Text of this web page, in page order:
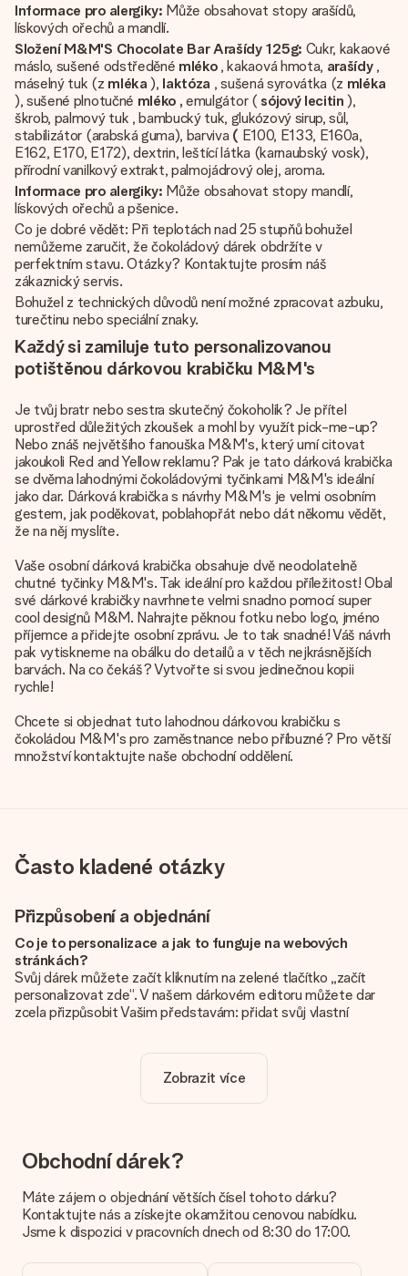
Informace pro alergiky: Může obsahovat stopy arašídů,
lískových ořechů a mandlí.
Složení M&M'S Chocolate Bar Arašídy 125g: Cukr, kakaové
máslo, sušené odstředěné mléko, kakaová hmota, arašídy,
máselný tuk (z mléka ), laktóza , sušená syrovátka (z mléka
), sušené plnotučné mléko , emulgátor ( sójový lecitin ),
škrob, palmový tuk , bambucký tuk, glukózový sirup, sůl,
stabilizátor (arabská guma), barviva ( E100, E133, E160a,
E162, E170, E172), dextrin, leštící látka (karnaubský vosk),
přírodní vanilkový extrakt, palmojádrový olej, aroma.
Informace pro alergiky: Může obsahovat stopy mandlí,
lískových ořechů a pšenice.
Co je dobré vědět: Při teplotách nad 25 stupňů bohužel
nemůžeme zaručit, že čokoládový dárek obdržíte v
perfektním stavu. Otázky? Kontaktujte prosím náš
zákaznický servis.
Bohužel z technických důvodů není možné zpracovat azbuku,
turečtinu nebo speciální znaky.
Každý si zamiluje tuto personalizovanou
potištěnou dárkovou krabičku M&M's
Je tvůj bratr nebo sestra skutečný čokoholik? Je přítel
uprostřed důležitých zkoušek a mohl by využít pick-me-up?
Nebo znáš největšího fanouška M&M's, který umí citovat
jakoukoli Red and Yellow reklamu? Pak je tato dárková krabička
se dvěma lahodnými čokoládovými tyčinkami M&M's ideální
jako dar. Dárková krabička s návrhy M&M's je velmi osobním
gestem, jak poděkovat, poblahopřát nebo dát někomu vědět,
že na něj myslíte.
Vaše osobní dárková krabička obsahuje dvě neodolatelně
chutné tyčinky M&M's. Tak ideální pro každou příležitost! Obal
své dárkové krabičky navrhnete velmi snadno pomocí super
cool designů M&M. Nahrajte pěknou fotku nebo logo, jméno
příjemce a přidejte osobní zprávu. Je to tak snadné! Váš návrh
pak vytiskneme na obálku do detailů a v těch nejkrásnějších
barvách. Na co čekáš? Vytvořte si svou jedinečnou kopii
rychle!
Chcete si objednat tuto lahodnou dárkovou krabičku s
čokoládou M&M's pro zaměstnance nebo příbuzné? Pro větší
množství kontaktujte naše obchodní oddělení.
Často kladené otázky
Přizpůsobení a objednání
Co je to personalizace a jak to funguje na webových
stránkách?
Svůj dárek můžete začít kliknutím na zelené tlačítko „začít
personalizovat zde“. V našem dárkovém editoru můžete dar
zcela přizpůsobit Vašim představám: přidat svůj vlastní
Je personalizace zahrnuta v ceně?
Jak zjistím, zda má moje fotografie správnou kvalitu?
spokojeni. Proto je důležité používat vysoce kvalitní
fotografie. Pokud si nejste jisti kvalitou snímku, kontaktujte
náš zákaznický servis a přiložte fotografii spolu s dárkem,
za vás!
Zobrazit více
Obchodní dárek?
Máte zájem o objednání větších čísel tohoto dárku?
Kontaktujte nás a získejte okamžitou cenovou nabídku.
Jsme k dispozici v pracovních dnech od 8:30 do 17:00.